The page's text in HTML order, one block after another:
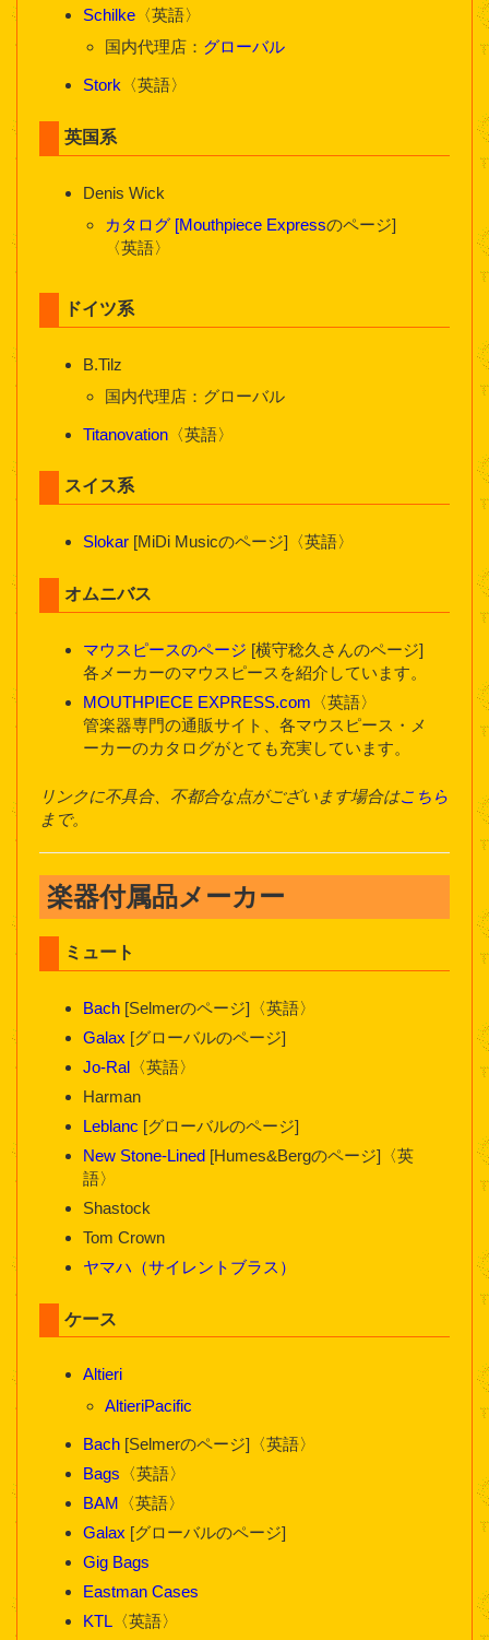
Schilke 〈英語〉
国内代理店： グローバル
Stork 〈英語〉
英国系
Denis Wick
カタログ [Mouthpiece Expressのページ]
〈英語〉
ドイツ系
B.Tilz
国内代理店：グローバル
Titanovation 〈英語〉
スイス系
Slokar [MiDi Musicのページ]〈英語〉
オムニバス
マウスピースのページ [横守稔久さんのページ]
各メーカーのマウスピースを紹介しています。
MOUTHPIECE EXPRESS.com 〈英語〉
管楽器専門の通販サイト、各マウスピース・メ
ーカーのカタログがとても充実しています。
リンクに不具合、不都合な点がございます場合はこちら
まで。
楽器付属品メーカー
ミュート
Bach [Selmerのページ]〈英語〉
Galax [グローバルのページ]
Jo-Ral 〈英語〉
Harman
Leblanc [グローバルのページ]
New Stone-Lined [Humes&Bergのページ]〈英
語〉
Shastock
Tom Crown
ヤマハ（サイレントブラス）
ケース
Altieri
AltieriPacific
Bach [Selmerのページ]〈英語〉
Bags 〈英語〉
BAM 〈英語〉
Galax [グローバルのページ]
Gig Bags
Eastman Cases
KTL 〈英語〉